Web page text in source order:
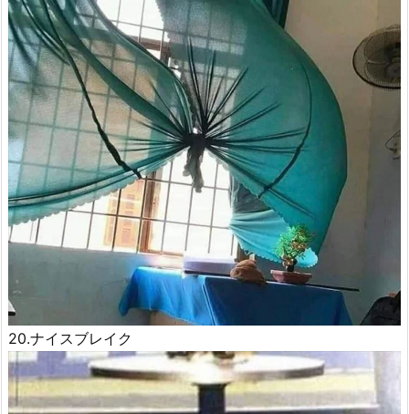
20.ナイスブレイク